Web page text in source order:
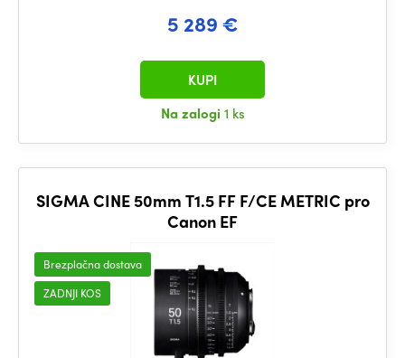
5 289 €
Na zalogi 1 ks
KUPI
SIGMA CINE 50mm T1.5 FF F/CE METRIC pro
Canon EF
Brezplačna dostava
ZADNJI KOS